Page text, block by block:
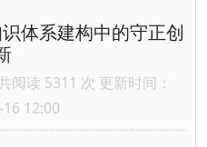
体系建构中的守正创
阅读 5311 次 更新时间：
12:00